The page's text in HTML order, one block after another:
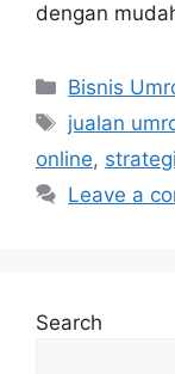
dengan
Categories
Bisnis
Tags
jualan
online,
Leave a
Search